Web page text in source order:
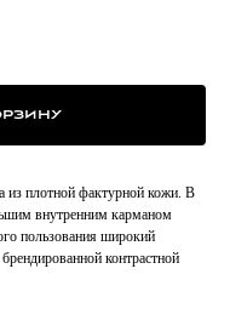
из плотной фактурной кожи. В
внутренним карманом
пользования широкий
контрастной